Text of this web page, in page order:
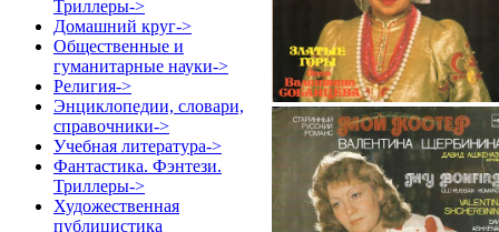
Триллеры->
Домашний круг->
Общественные и
гуманитарные науки->
Религия->
Энциклопедии, словари,
справочники->
Учебная литература->
Фантастика. Фэнтези.
Триллеры->
Художественная
публицистика